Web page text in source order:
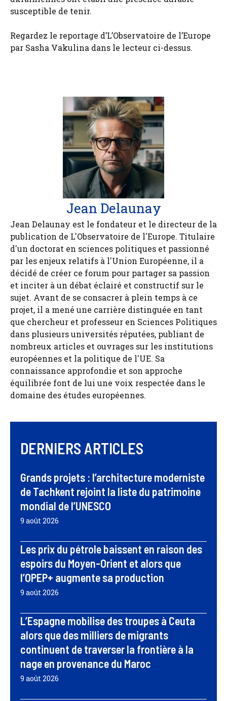
susceptible de tenir.
Regardez le reportage d’L’Observatoire de l’Europe
par Sasha Vakulina dans le lecteur ci-dessus.
Jean Delaunay
Jean Delaunay est le fondateur et le directeur de la
publication de L'Observatoire de l'Europe. Titulaire
d'un doctorat en sciences politiques et passionné
par les enjeux relatifs à l'Union Européenne, il a
décidé de créer ce forum pour partager sa passion
et inciter à un débat éclairé et constructif sur le
sujet. Avant de se consacrer à plein temps à ce
projet, il a mené une carrière distinguée en tant
que chercheur et professeur en Sciences Politiques
dans plusieurs universités réputées, publiant de
nombreux articles et ouvrages sur les institutions
européennes et la politique de l'UE. Sa
connaissance approfondie et son approche
équilibrée font de lui une voix respectée dans le
domaine des études européennes.
DERNIERS ARTICLES
Grands projets : l’architecture moderniste
de Tachkent rejoint la liste du patrimoine
mondial de l’UNESCO
9 août 2026
Les prix du pétrole baissent en raison des
espoirs du Moyen-Orient et alors que
l’OPEP+ augmente sa production
9 août 2026
L’Espagne mobilise des troupes à Ceuta
alors que des milliers de migrants
continuent de traverser la frontière à la
nage en provenance du Maroc
9 août 2026